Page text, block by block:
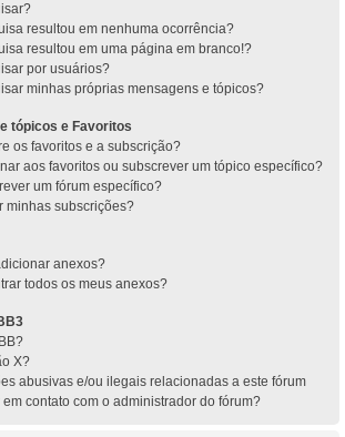
resultou em nenhuma ocorrência?
resultou em uma página em branco!?
por usuários?
minhas próprias mensagens e tópicos?
tópicos e Favoritos
os favoritos e a subscrição?
aos favoritos ou subscrever um tópico específico?
um fórum específico?
minhas subscrições?
anexos?
todos os meus anexos?
X?
abusivas e/ou ilegais relacionadas a este fórum
contato com o administrador do fórum?